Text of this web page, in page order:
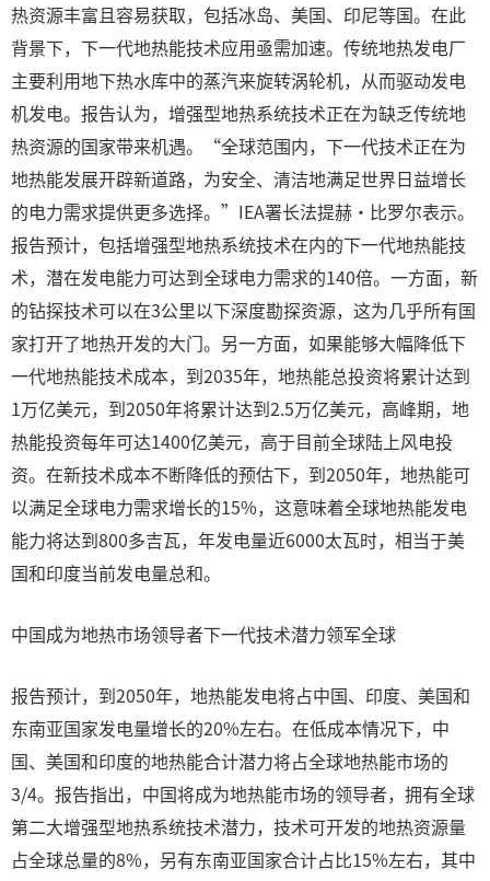
热资源丰富且容易获取，包括冰岛、美国、印尼等国。在此
背景下，下一代地热能技术应用亟需加速。传统地热发电厂
主要利用地下热水库中的蒸汽来旋转涡轮机，从而驱动发电
机发电。报告认为，增强型地热系统技术正在为缺乏传统地
热资源的国家带来机遇。“全球范围内，下一代技术正在为
地热能发展开辟新道路，为安全、清洁地满足世界日益增长
的电力需求提供更多选择。”IEA署长法提赫·比罗尔表示。
报告预计，包括增强型地热系统技术在内的下一代地热能技
术，潜在发电能力可达到全球电力需求的140倍。一方面，新
的钻探技术可以在3公里以下深度勘探资源，这为几乎所有国
家打开了地热开发的大门。另一方面，如果能够大幅降低下
一代地热能技术成本，到2035年，地热能总投资将累计达到
1万亿美元，到2050年将累计达到2.5万亿美元，高峰期，地
热能投资每年可达1400亿美元，高于目前全球陆上风电投
资。在新技术成本不断降低的预估下，到2050年，地热能可
以满足全球电力需求增长的15%，这意味着全球地热能发电
能力将达到800多吉瓦，年发电量近6000太瓦时，相当于美
国和印度当前发电量总和。
中国成为地热市场领导者下一代技术潜力领军全球
报告预计，到2050年，地热能发电将占中国、印度、美国和
东南亚国家发电量增长的20%左右。在低成本情况下，中
国、美国和印度的地热能合计潜力将占全球地热能市场的
3/4。报告指出，中国将成为地热能市场的领导者，拥有全球
第二大增强型地热系统技术潜力，技术可开发的地热资源量
占全球总量的8%，另有东南亚国家合计占比15%左右，其中